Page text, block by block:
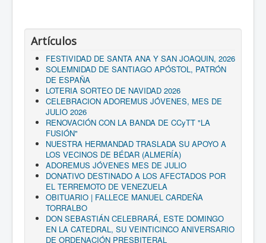
Artículos
FESTIVIDAD DE SANTA ANA Y SAN JOAQUIN, 2026
SOLEMNIDAD DE SANTIAGO APÓSTOL, PATRÓN
DE ESPAÑA
LOTERIA SORTEO DE NAVIDAD 2026
CELEBRACION ADOREMUS JÓVENES, MES DE
JULIO 2026
RENOVACIÓN CON LA BANDA DE CCyTT "LA
FUSIÓN"
NUESTRA HERMANDAD TRASLADA SU APOYO A
LOS VECINOS DE BÉDAR (ALMERÍA)
ADOREMUS JÓVENES MES DE JULIO
DONATIVO DESTINADO A LOS AFECTADOS POR
EL TERREMOTO DE VENEZUELA
OBITUARIO | FALLECE MANUEL CARDEÑA
TORRALBO
DON SEBASTIÁN CELEBRARÁ, ESTE DOMINGO
EN LA CATEDRAL, SU VEINTICINCO ANIVERSARIO
DE ORDENACIÓN PRESBITERAL